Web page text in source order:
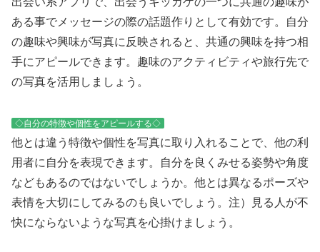
ある事でメッセージの際の話題作りとして有効です。自分
の趣味や興味が写真に反映されると、共通の興味を持つ相
手にアピールできます。趣味のアクティビティや旅行先で
の写真を活用しましょう。
◇自分の特徴や個性をアピールする◇
他とは違う特徴や個性を写真に取り入れることで、他の利
用者に自分を表現できます。自分を良くみせる姿勢や角度
などもあるのではないでしょうか。他とは異なるポーズや
表情を大切にしてみるのも良いでしょう。注）見る人が不
快にならないような写真を心掛けましょう。